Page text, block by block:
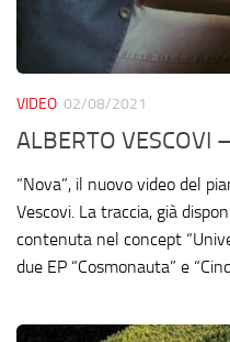
VIDEO 02/08/2021
ALBERTO VESCOVI
“Nova”, il nuovo video del
Vescovi. La traccia, già
contenuta nel concept
due EP “Cosmonauta” e